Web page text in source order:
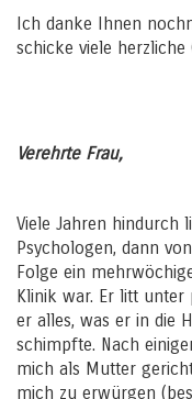
Ich danke Ihnen
schicke viele herzliche
Verehrte Frau,
Viele Jahren hindurch
Psychologen, dann
Folge ein
Klinik war. Er litt unter
er alles, was er in die
schimpfte. Nach
mich als Mutter
mich zu erwürgen